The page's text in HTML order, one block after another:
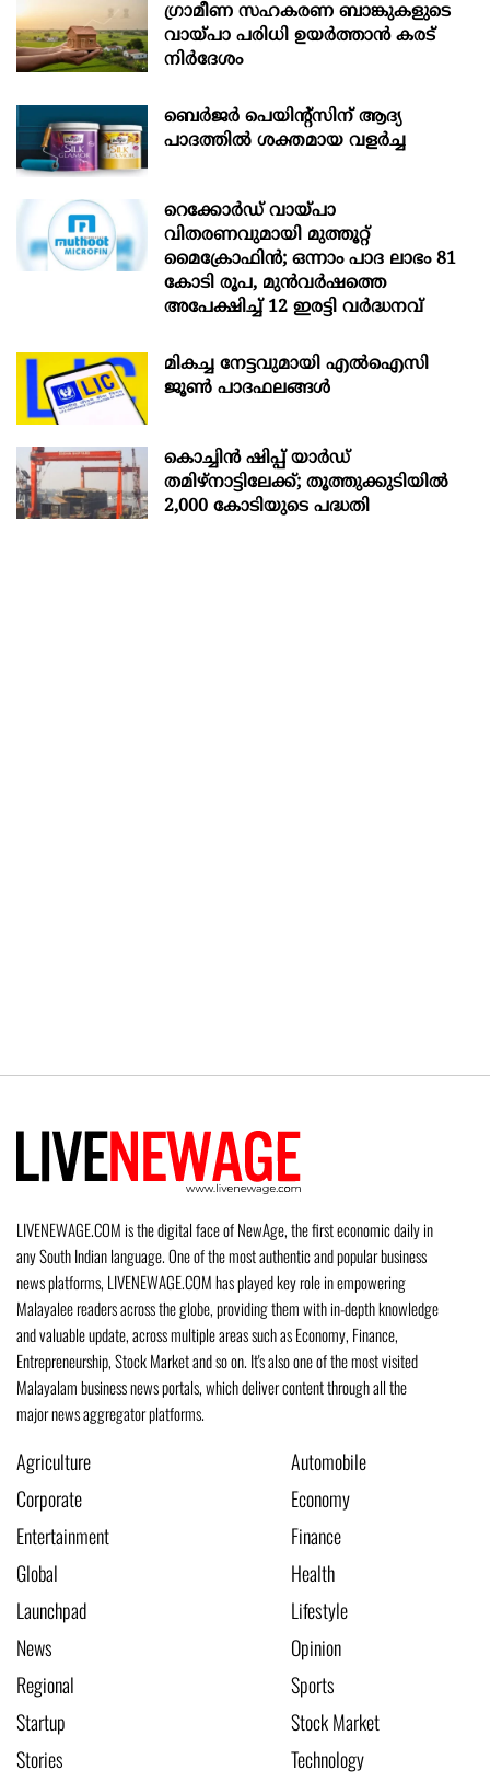
ഗ്രാമീണ സഹകരണ ബാങ്കുകളുടെ
വായ്പാ പരിധി ഉയർത്താൻ കരട്
നിർദേശം
ബെർജർ പെയിന്റ്സിന് ആദ്യ
പാദത്തിൽ ശക്തമായ വളർച്ച
റെക്കോർഡ് വായ്പാ
വിതരണവുമായി മുത്തൂറ്റ്
മൈക്രോഫിൻ; ഒന്നാം പാദ ലാഭം 81
കോടി രൂപ, മുൻവർഷത്തെ
അപേക്ഷിച്ച് 12 ഇരട്ടി വർദ്ധനവ്
മികച്ച നേട്ടവുമായി എൽഐസി
ജൂൺ പാദഫലങ്ങൾ
കൊച്ചിന്‍ ഷിപ്പ് യാർഡ്
തമിഴ്നാട്ടിലേക്ക്; തൂത്തുക്കുടിയിൽ
2,000 കോടിയുടെ പദ്ധതി
LIVENEWAGE.COM is the digital face of NewAge, the first economic daily in
any South Indian language. One of the most authentic and popular business
news platforms, LIVENEWAGE.COM has played key role in empowering
Malayalee readers across the globe, providing them with in-depth knowledge
and valuable update, across multiple areas such as Economy, Finance,
Entrepreneurship, Stock Market and so on. It's also one of the most visited
Malayalam business news portals, which deliver content through all the
major news aggregator platforms.
Agriculture
Automobile
Corporate
Economy
Entertainment
Finance
Global
Health
Launchpad
Lifestyle
News
Opinion
Regional
Sports
Startup
Stock Market
Stories
Technology